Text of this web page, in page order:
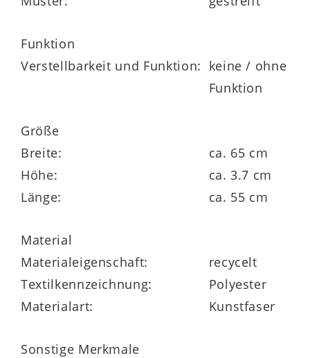
Funktion
Verstellbarkeit und Funktion: keine / ohne
Funktion
Größe
Breite:
ca. 65 cm
Höhe:
ca. 3.7 cm
Länge:
ca. 55 cm
Material
Materialeigenschaft:
recycelt
Textilkennzeichnung:
Polyester
Materialart:
Kunstfaser
Sonstige Merkmale